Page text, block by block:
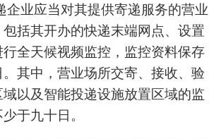
业应当对其提供寄递服务的营业
括其开办的快递末端网点、设置
全天候视频监控，监控资料保存
其中，营业场所交寄、接收、验
以及智能投递设施放置区域的监
于九十日。